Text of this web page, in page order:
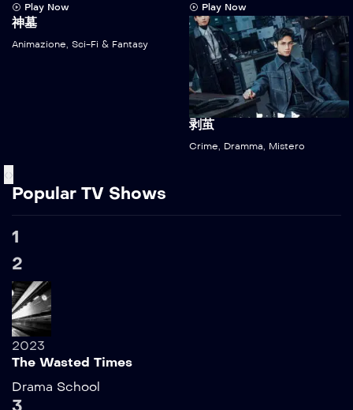
Play Now
神墓
Animazione, Sci-Fi & Fantasy
Play Now
剥茧
Crime Dramma Mistero
‹›
Popular TV Shows
1
2
2023
The Wasted Times
Drama School
3